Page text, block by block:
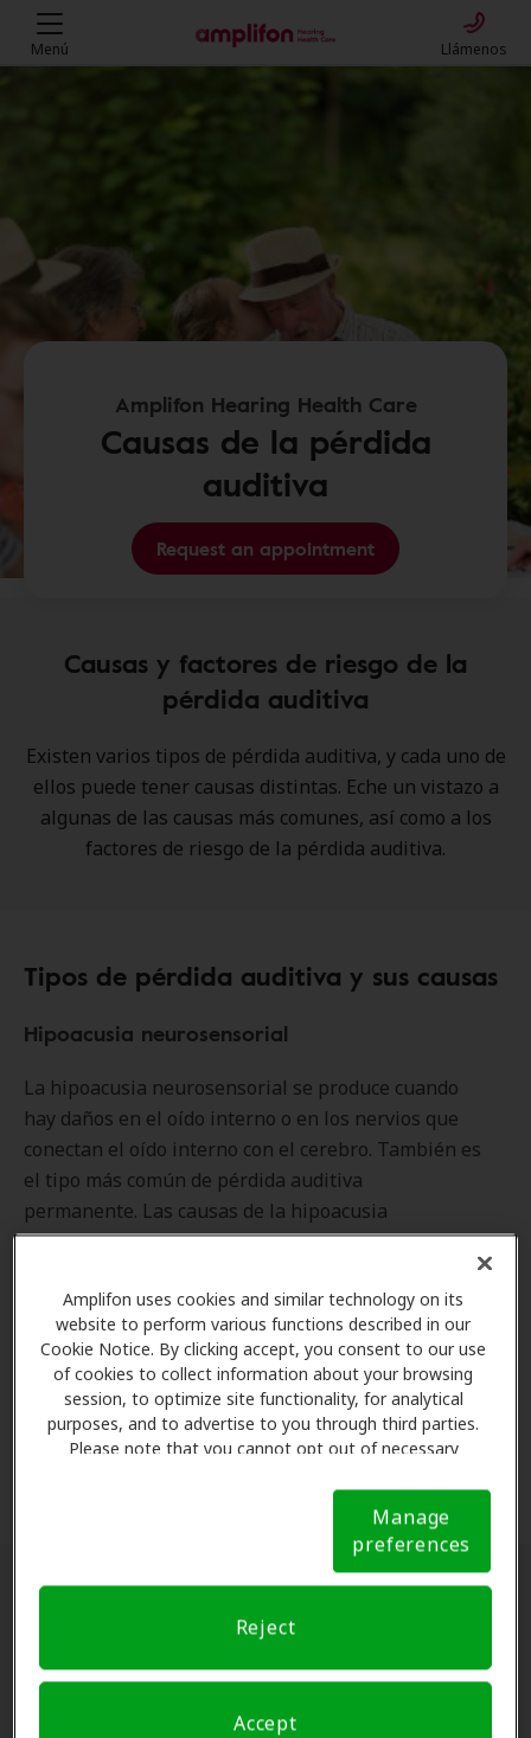
Amplifon uses cookies and similar technology on its
website to perform various functions described in our
Cookie Notice. By clicking accept, you consent to our use
of cookies to collect information about your browsing
session, to optimize site functionality, for analytical
purposes, and to advertise to you through third parties.
Please note that you cannot opt out of necessary
Notice (link here below). If you are using an opt-out
preference signal, we will honor that signal. Cookie
Manage
preferences
Reject
Accept
Menú Llámenos
Amplifon Hearing Health Care
Causas de la pérdida
auditiva
Request an appointment
Causas y factores de riesgo de la
pérdida auditiva
Existen varios tipos de pérdida auditiva, y cada uno de
ellos puede tener causas distintas. Eche un vistazo a
algunas de las causas más comunes, así como a los
factores de riesgo de la pérdida auditiva.
Tipos de pérdida auditiva y sus causas
Hipoacusia neurosensorial
La hipoacusia neurosensorial se produce cuando
hay daños en el oído interno o en los nervios que
conectan el oído interno con el cerebro. También es
el tipo más común de pérdida auditiva
permanente. Las causas de la hipoacusia
neurosensorial pueden ser las siguientes:
Envejecimiento
Exposición a ruidos excesivos o elevados
Medicamentos ototóxicos (medicamentos que
pueden dañar el oído)
Infecciones víricas (como el sarampión o las
paperas)
La pérdida auditiva conductiva se produce cuando
el sonido no puede pasar a través del oído externo
o del oído medio hacia el oído interno. Muchas